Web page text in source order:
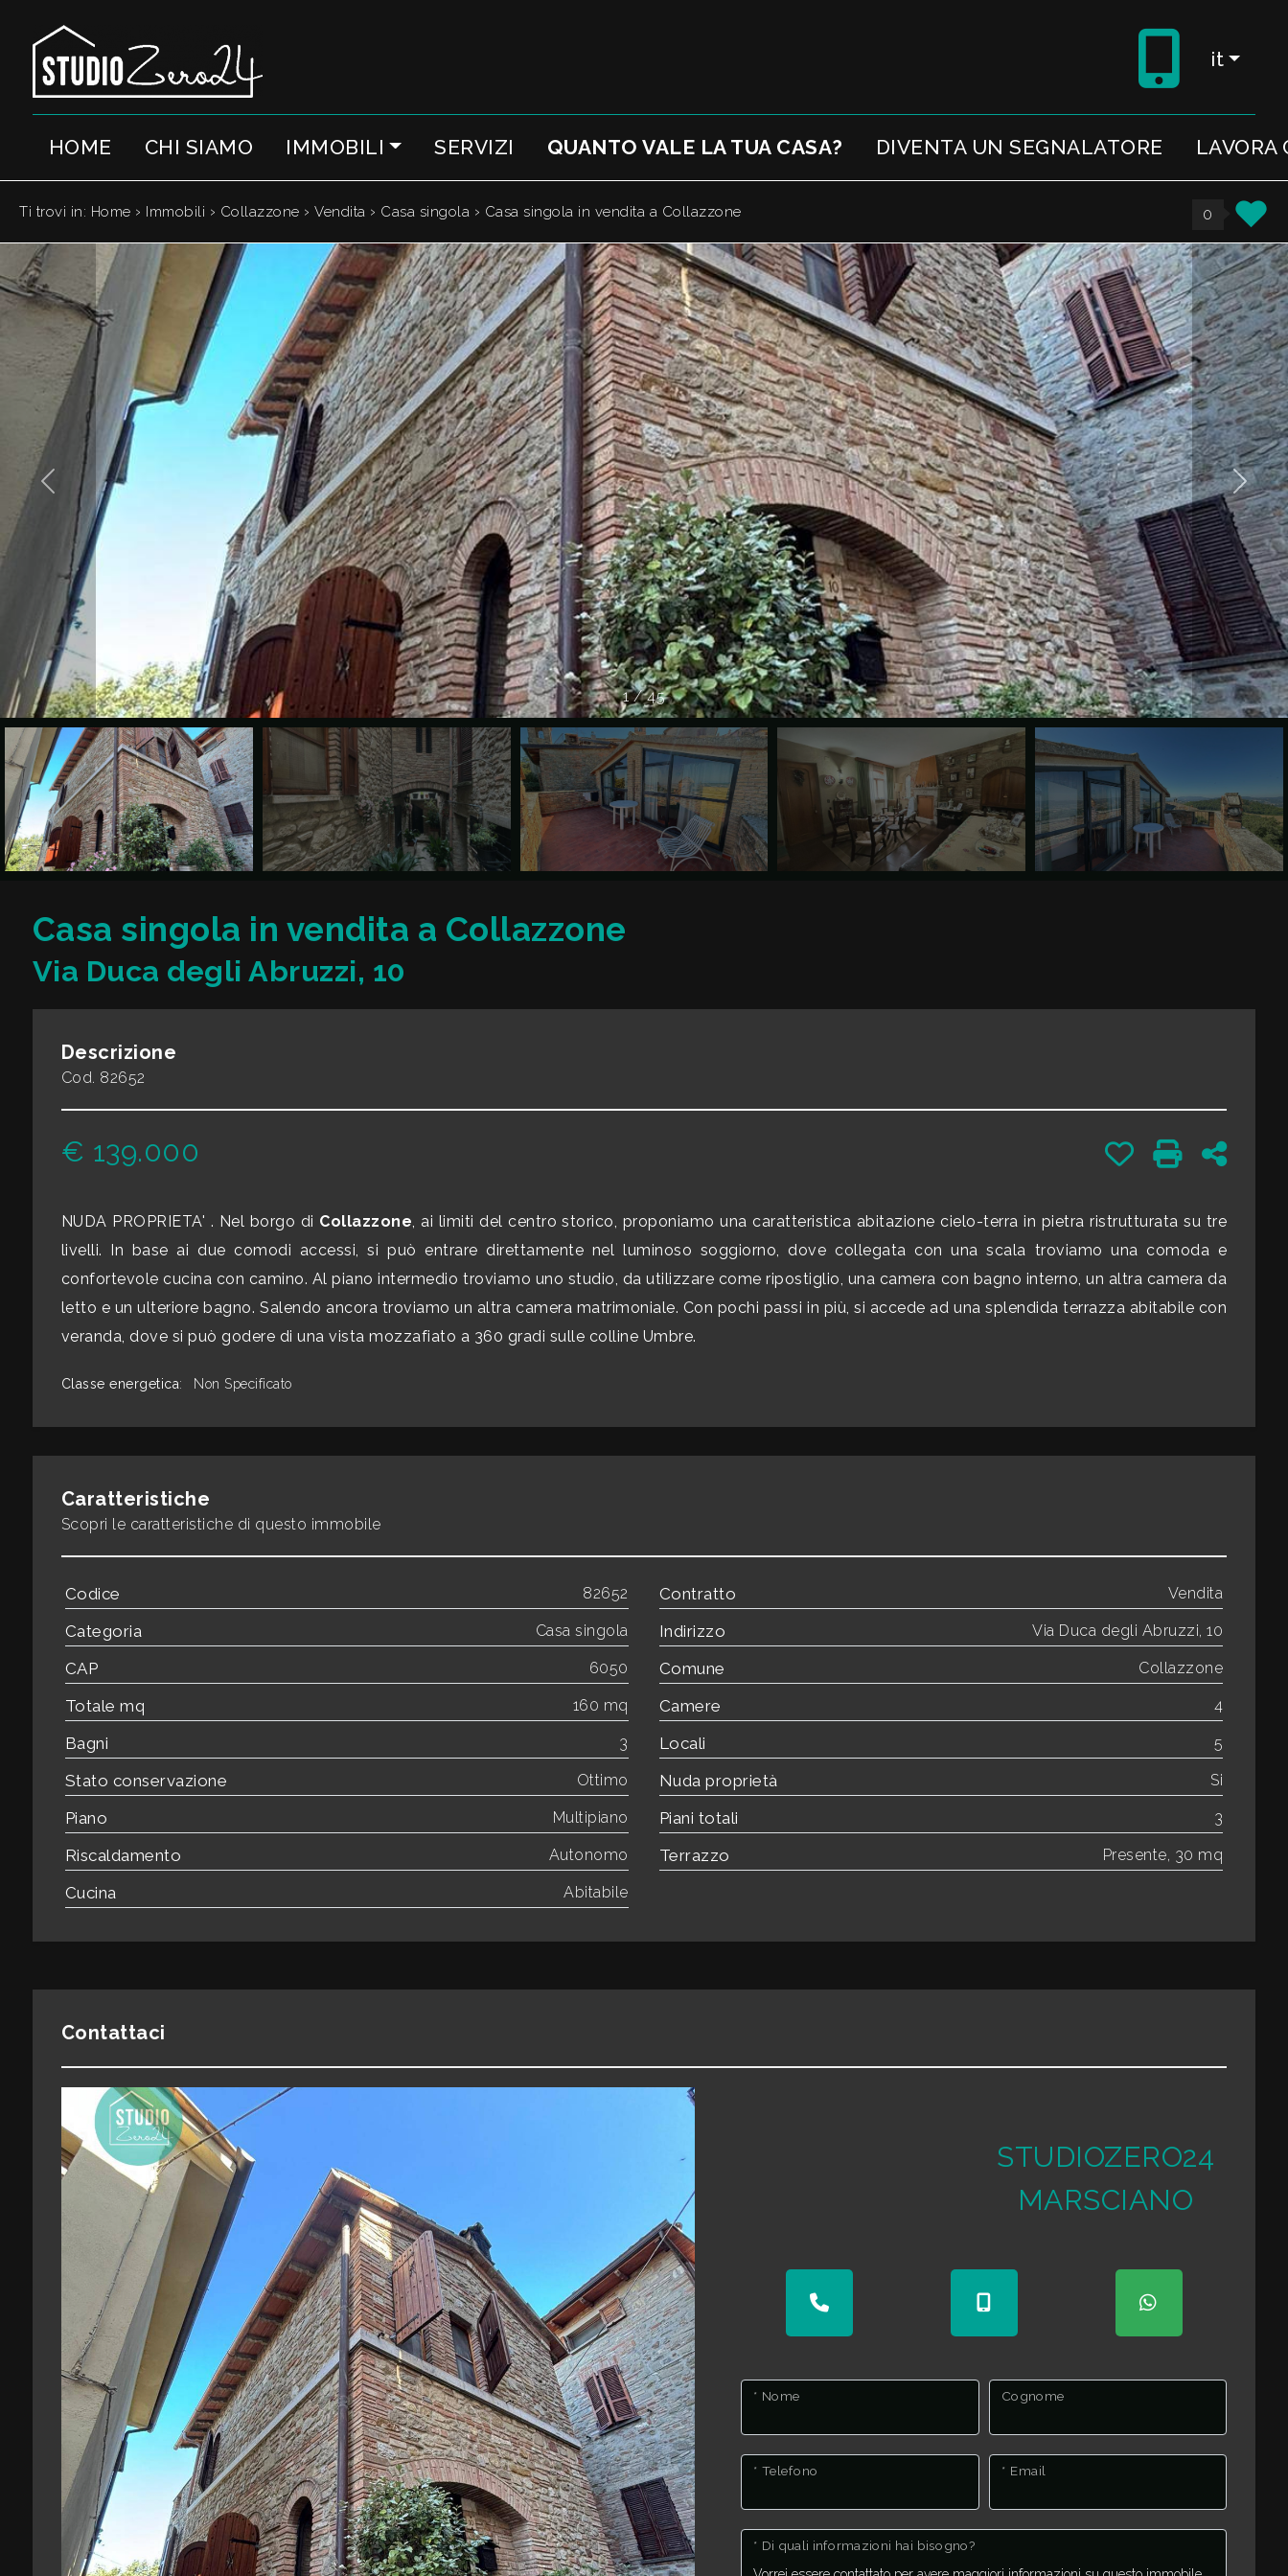
it
HOME CHI SIAMO IMMOBILI SERVIZI QUANTO VALE LA TUA CASA? DIVENTA UN SEGNALATORE LAVORA
Ti trovi in: Home › Immobili › Collazzone › Vendita › Casa singola › Casa singola in vendita a Collazzone 0
1 / 45
Casa singola in vendita a Collazzone
Via Duca degli Abruzzi, 10
Descrizione
Cod. 82652
€ 139.000 Stampa: Cod.
Preferiti: Cod. 82652
NUDA PROPRIETA' . Nel borgo di Collazzone, ai limiti del centro storico, proponiamo una caratteristica abitazione cielo-terra in pietra ristrutturata su tre
livelli. In base ai due comodi accessi, si può entrare direttamente nel luminoso soggiorno, dove collegata con una scala troviamo una comoda e
confortevole cucina con camino. Al piano intermedio troviamo uno studio, da utilizzare come ripostiglio, una camera con bagno interno, un altra camera da
letto e un ulteriore bagno. Salendo ancora troviamo un altra camera matrimoniale. Con pochi passi in più, si accede ad una splendida terrazza abitabile con
veranda, dove si può godere di una vista mozzafiato a 360 gradi sulle colline Umbre.
Classe energetica: Non Specificato
Caratteristiche
Scopri le caratteristiche di questo immobile
Codice 82652 Contratto Vendita
Categoria Casa singola Indirizzo Via Duca degli Abruzzi, 10
CAP 6050 Comune Collazzone
Totale mq 160 mq Camere 4
Bagni 3 Locali 5
Stato conservazione Ottimo Nuda proprietà Si
Piano Multipiano Piani totali 3
Riscaldamento Autonomo Terrazzo Presente, 30 mq
Cucina Abitabile
Contattaci
STUDIOZERO24
MARSCIANO
* Nome Cognome
* Telefono * Email
* Di quali informazioni hai bisogno?
HOME
CHI
SIAMO
IMMOBILI
SERVIZI
QUANTO
VALE
TUA
CASA?
DIVENTA
UN
SEGNALATORE
LAVORA
CON
NOI
Codice
Contratto
Vendita
Affitto
Scegli
dove
cercare
Provincia
Comune
Tipologia
-
multiscelta
Qualsiasi
Residenziali
Industriali
Totale
minimi
Qualsiasi
Qualsiasi
Camere
minime
Qualsiasi